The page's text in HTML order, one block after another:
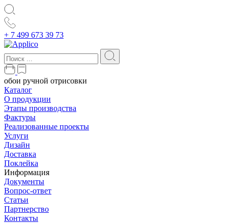
+ 7 499 673 39 73
обои ручной отрисовки
Каталог
О продукции
Этапы производства
Фактуры
Реализованные проекты
Услуги
Дизайн
Доставка
Поклейка
Информация
Документы
Вопрос-ответ
Статьи
Партнерство
Контакты